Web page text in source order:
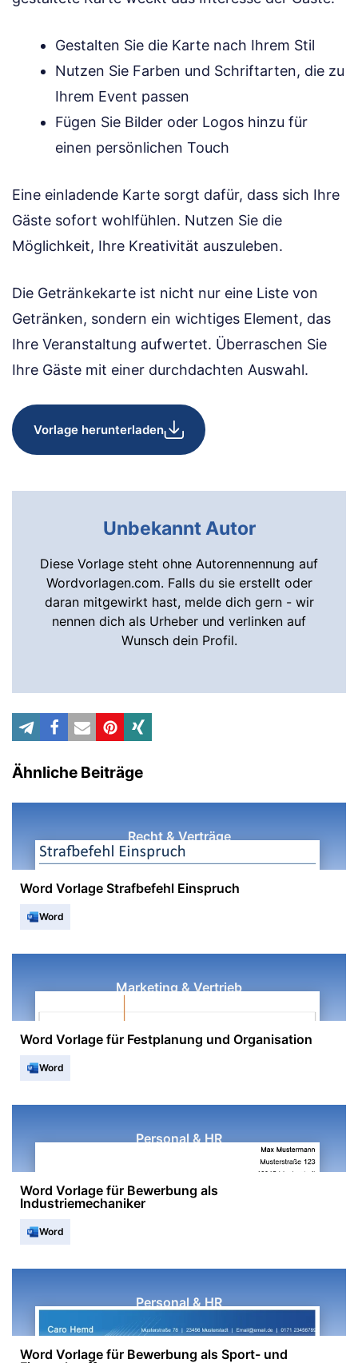
Gestalten Sie die Karte nach Ihrem Stil
Nutzen Sie Farben und Schriftarten, die zu
Ihrem Event passen
Fügen Sie Bilder oder Logos hinzu für
einen persönlichen Touch
Eine einladende Karte sorgt dafür, dass sich Ihre
Gäste sofort wohlfühlen. Nutzen Sie die
Möglichkeit, Ihre Kreativität auszuleben.
Die Getränkekarte ist nicht nur eine Liste von
Getränken, sondern ein wichtiges Element, das
Ihre Veranstaltung aufwertet. Überraschen Sie
Ihre Gäste mit einer durchdachten Auswahl.
Vorlage herunterladen
Unbekannt Autor
Diese Vorlage steht ohne Autorennennung auf
Wordvorlagen.com. Falls du sie erstellt oder
daran mitgewirkt hast, melde dich gern - wir
nennen dich als Urheber und verlinken auf
Wunsch dein Profil.
Ähnliche Beiträge
Recht & Verträge
Word Vorlage Strafbefehl Einspruch
Word
Marketing & Vertrieb
Word Vorlage für Festplanung und Organisation
Word
Personal & HR
Word Vorlage für Bewerbung als
Industriemechaniker
Word
Personal & HR
Word Vorlage für Bewerbung als Sport- und